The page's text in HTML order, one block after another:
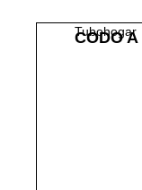
Tubohogar
CODO